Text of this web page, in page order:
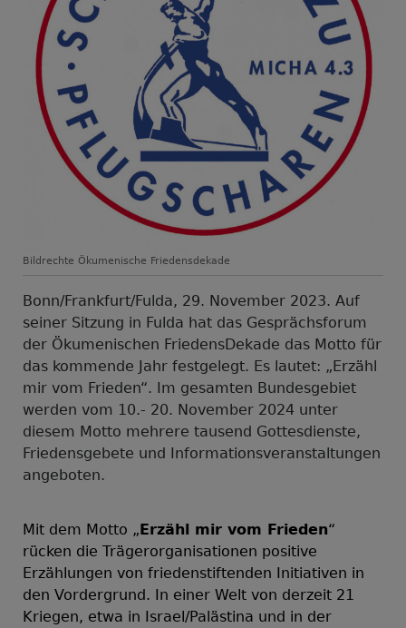
Bildrechte Ökumenische Friedensdekade
Bonn/Frankfurt/Fulda, 29. November 2023. Auf
seiner Sitzung in Fulda hat das Gesprächsforum
der Ökumenischen FriedensDekade das Motto für
das kommende Jahr festgelegt. Es lautet: „Erzähl
mir vom Frieden“. Im gesamten Bundesgebiet
werden vom 10.- 20. November 2024 unter
diesem Motto mehrere tausend Gottesdienste,
Friedensgebete und Informationsveranstaltungen
angeboten.
Mit dem Motto „Erzähl mir vom Frieden“
rücken die Trägerorganisationen positive
Erzählungen von friedenstiftenden Initiativen in
den Vordergrund. In einer Welt von derzeit 21
Kriegen, etwa in Israel/Palästina und in der